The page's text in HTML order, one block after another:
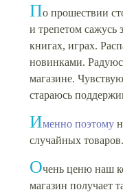
По прошествии
и трепетом сажусь
книгах, играх.
новинками.
магазине.
стараюсь
Именно поэтому
случайных товаров.
Очень ценю наш
магазин получает